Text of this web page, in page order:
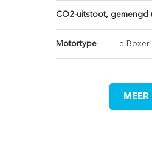
CO2-uitstoot, gemengd
Motortype e-